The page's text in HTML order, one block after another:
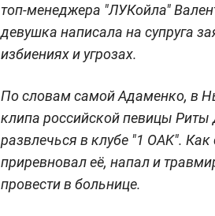
топ-менеджера "ЛУКойла"
девушка написала на супруга
избиениях и угрозах.
По словам самой Адаменко, в
клипа российской певицы
развлечься в клубе "1 OAK".
приревновал её, напал и
провести в больнице.